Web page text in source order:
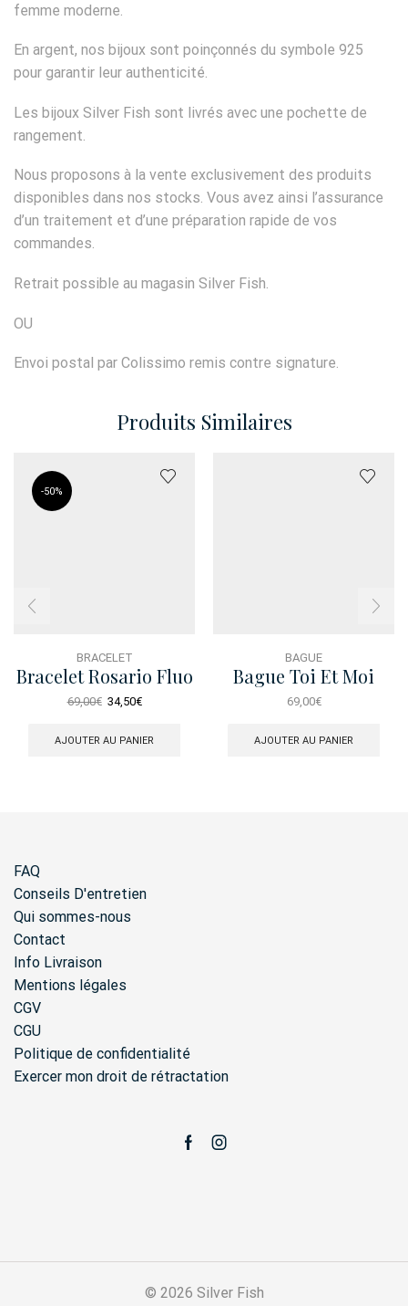
femme moderne.
En argent, nos bijoux sont poinçonnés du symbole 925
pour garantir leur authenticité.
Les bijoux Silver Fish sont livrés avec une pochette de
rangement.
Nous proposons à la vente exclusivement des produits
disponibles dans nos stocks. Vous avez ainsi l’assurance
d’un traitement et d’une préparation rapide de vos
commandes.
Retrait possible au magasin Silver Fish.
OU
Envoi postal par Colissimo remis contre signature.
Produits Similaires
-50%
BRACELET
Bracelet Rosario Fluo
Rose Rose
69,00€ Le
initial
34,50€Le
actuel
AJOUTER AU PANIER
BAGUE
Bague Toi Et Moi
69,00€
AJOUTER AU PANIER
FAQ
Conseils D'entretien
Qui sommes-nous
Contact
Info Livraison
Mentions légales
CGV
CGU
Politique de confidentialité
Exercer mon droit de rétractation
FacebookInstagram
© 2026 Silver Fish